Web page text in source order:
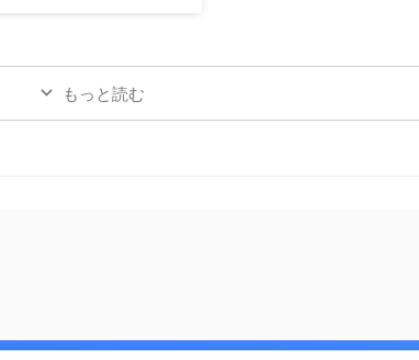
ても多 ...
年ごとの流れ・ ...
た。 今回はさらに深く、「あ
なたの魂の性質」を表す 「十
こう感じやすいのか ...
もっと読む